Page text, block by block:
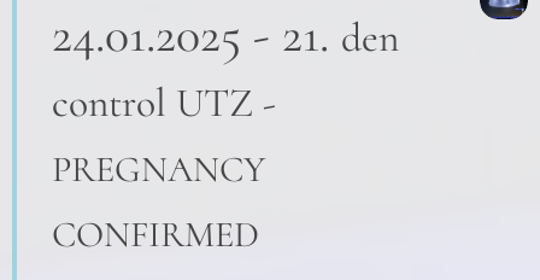
24.01.2025 - 21. den
control UTZ -
PREGNANCY
CONFIRMED